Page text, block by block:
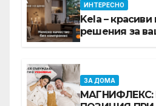
ИНТЕРЕСНО
Kela –
решения за
ЗА ДОМА